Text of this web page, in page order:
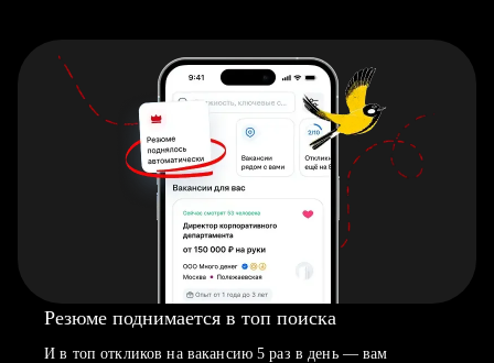
Резюме поднимается в топ поиска
И в топ откликов на вакансию 5 раз в день — вам